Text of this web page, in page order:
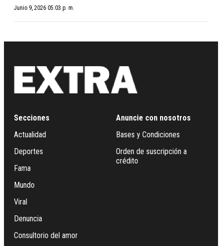
Junio 9, 2026 05:03 p. m.
Secciones
Actualidad
Deportes
Fama
Mundo
Viral
Denuncia
Consultorio del amor
Anuncie con nosotros
Bases y Condiciones
Orden de suscripción a
crédito